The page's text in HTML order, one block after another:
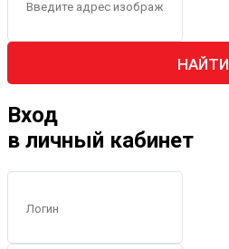
НАЙТИ
Вход
в личный кабинет